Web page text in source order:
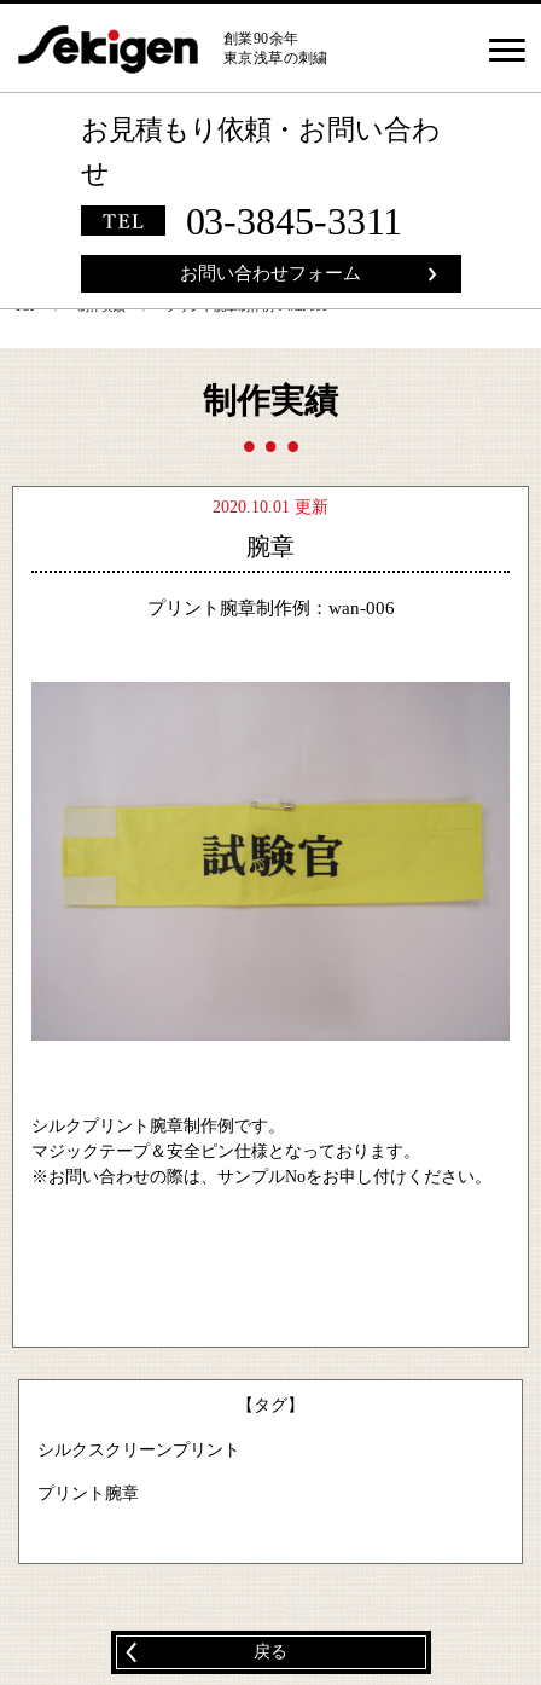
創業90余年
東京浅草の刺繍
お見積もり依頼・ お問い合わ
せ
03-3845-3311
お問い合わせフォーム
TOP〉制作実績〉 プリント腕章制作例：wan-006
制作実績
2020.10.01 更新
腕章
プリント腕章制作例：wan-006
シルクプリント腕章制作例です。
マジックテープ＆安全ピン仕様となっております。
※お問い合わせの際は、サンプルNoをお申し付けください。
【タグ】
シルクスクリーンプリント
プリント腕章
戻る